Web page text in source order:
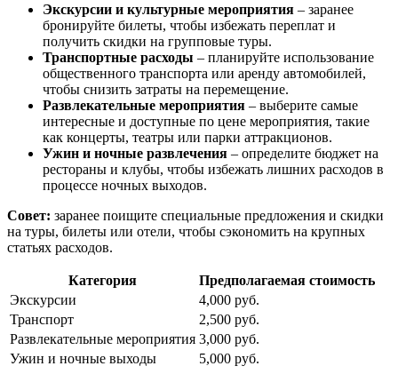
Экскурсии и культурные мероприятия – заранее
бронируйте билеты, чтобы избежать переплат и
получить скидки на групповые туры.
Транспортные расходы – планируйте использование
общественного транспорта или аренду автомобилей,
чтобы снизить затраты на перемещение.
Развлекательные мероприятия – выберите самые
интересные и доступные по цене мероприятия, такие
как концерты, театры или парки аттракционов.
Ужин и ночные развлечения – определите бюджет на
рестораны и клубы, чтобы избежать лишних расходов в
процессе ночных выходов.
Совет: заранее поищите специальные предложения и скидки
на туры, билеты или отели, чтобы сэкономить на крупных
статьях расходов.
Категория
Предполагаемая стоимость
Экскурсии
4,000 руб.
Транспорт
2,500 руб.
Развлекательные мероприятия 3,000 руб.
Ужин и ночные выходы
5,000 руб.